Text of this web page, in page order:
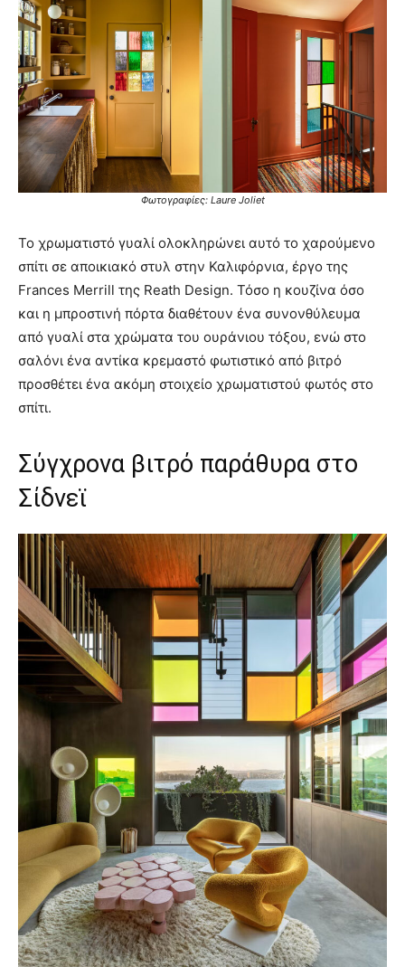
Φωτογραφίες: Laure Joliet
Το χρωματιστό γυαλί ολοκληρώνει αυτό το χαρούμενο
σπίτι σε αποικιακό στυλ στην Καλιφόρνια, έργο της
Frances Merrill της Reath Design. Τόσο η κουζίνα όσο
και η μπροστινή πόρτα διαθέτουν ένα συνονθύλευμα
από γυαλί στα χρώματα του ουράνιου τόξου, ενώ στο
σαλόνι ένα αντίκα κρεμαστό φωτιστικό από βιτρό
προσθέτει ένα ακόμη στοιχείο χρωματιστού φωτός στο
σπίτι.
Σύγχρονα βιτρό παράθυρα στο
Σίδνεϊ